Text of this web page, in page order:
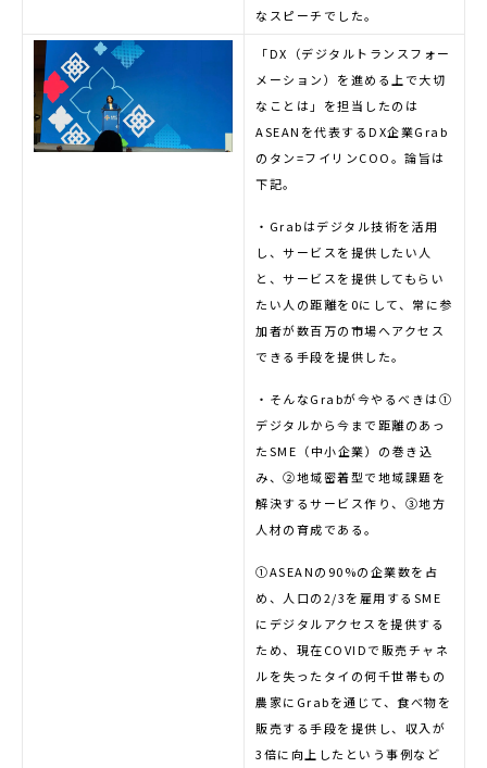
なスピーチでした。
「DX（デジタルトランスフォー
メーション）を進める上で大切
なことは」を担当したのは
ASEANを代表するDX企業Grab
のタン=フイリンCOO。論旨は
下記。
・Grabはデジタル技術を活用
し、サービスを提供したい人
と、サービスを提供してもらい
たい人の距離を0にして、常に参
加者が数百万の市場へアクセス
できる手段を提供した。
・そんなGrabが今やるべきは①
デジタルから今まで距離のあっ
たSME（中小企業）の巻き込
み、②地域密着型で地域課題を
解決するサービス作り、③地方
人材の育成である。
①ASEANの90%の企業数を占
め、人口の2/3を雇用するSME
にデジタルアクセスを提供する
ため、現在COVIDで販売チャネ
ルを失ったタイの何千世帯もの
農家にGrabを通じて、食べ物を
販売する手段を提供し、収入が
3倍に向上したという事例など